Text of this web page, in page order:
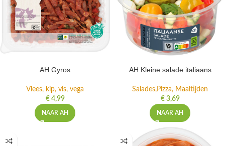
Vlees, kip, vis, vega
€ 4,99
NAAR AH
Salades,Pizza, Maaltijden
€ 3,69
NAAR AH